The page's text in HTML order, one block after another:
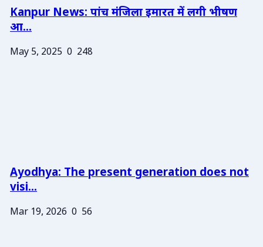
Kanpur News: पांच मंजिला इमारत में लगी भीषण
आ...
May 5, 2025 0 248
Ayodhya: The present generation does not
visi...
Mar 19, 2026 0 56